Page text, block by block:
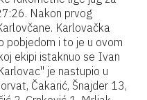
Nakon prvog
Karlovačka
pobjedom i to je u ovom
ekipi istaknuo se Ivan
je nastupio u
Čakarić, Šnajder 13,